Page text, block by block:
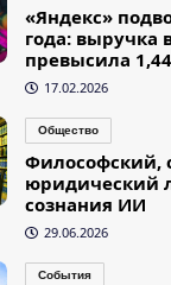
«Яндекс»
года: выручка
превысила
17.02.2026
Общество
Философский,
юридический
сознания ИИ
29.06.2026
События